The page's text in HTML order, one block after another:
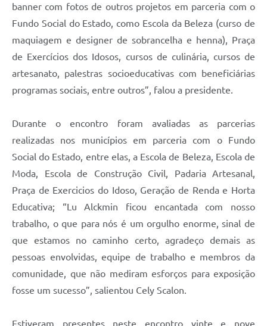
banner com fotos de outros projetos em parceria com o
Fundo Social do Estado, como Escola da Beleza (curso de
maquiagem e designer de sobrancelha e henna), Praça
de Exercícios dos Idosos, cursos de culinária, cursos de
artesanato, palestras socioeducativas com beneficiárias
programas sociais, entre outros”, falou a presidente.
Durante o encontro foram avaliadas as parcerias
realizadas nos municípios em parceria com o Fundo
Social do Estado, entre elas, a Escola de Beleza, Escola de
Moda, Escola de Construção Civil, Padaria Artesanal,
Praça de Exercicios do Idoso, Geração de Renda e Horta
Educativa; “Lu Alckmin ficou encantada com nosso
trabalho, o que para nós é um orgulho enorme, sinal de
que estamos no caminho certo, agradeço demais as
pessoas envolvidas, equipe de trabalho e membros da
comunidade, que não mediram esforços para exposição
fosse um sucesso”, salientou Cely Scalon.
Estiveram presentes neste encontro vinte e nove